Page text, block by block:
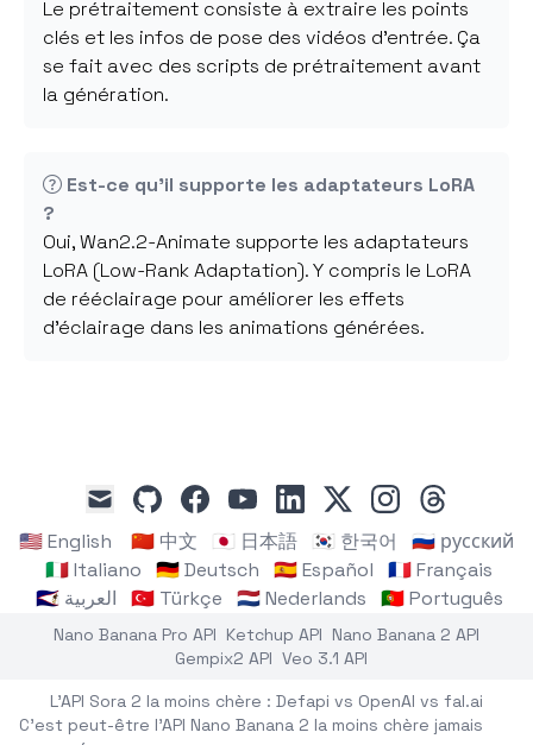
Le prétraitement consiste à extraire les points
clés et les infos de pose des vidéos d'entrée. Ça
se fait avec des scripts de prétraitement avant
la génération.
Est-ce qu'il supporte les adaptateurs LoRA
?
Oui, Wan2.2-Animate supporte les adaptateurs
LoRA (Low-Rank Adaptation). Y compris le LoRA
de rééclairage pour améliorer les effets
d'éclairage dans les animations générées.
mail
githubfacebookyoutubelinkedin
x instagramthreads
🇺🇸 English 🇨🇳 中文 🇯🇵 日本語 🇰🇷 한국어
🇷🇺 русский
🇮🇹 Italiano
🇩🇪 Deutsch 🇪🇸 Español
🇫🇷 Français
🇸🇦 العربية
🇹🇷 Türkçe 🇳🇱 Nederlands 🇵🇹 Português
Nano Banana Pro API Ketchup API Nano Banana 2 API
Gempix2 API Veo 3.1 API
L'API Sora 2 la moins chère : Defapi vs OpenAI vs fal.ai
C'est peut-être l'API Nano Banana 2 la moins chère jamais